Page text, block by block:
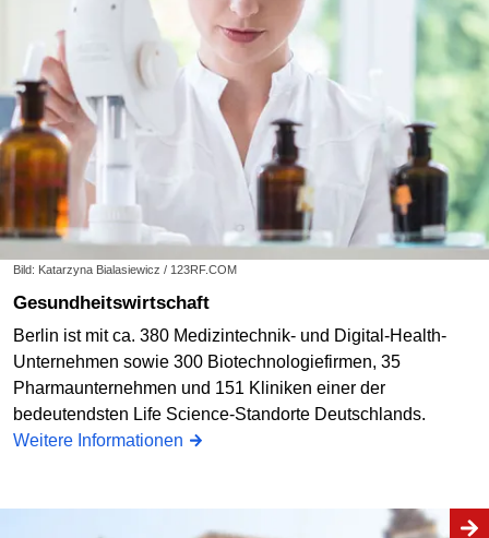
Bild: Katarzyna Bialasiewicz / 123RF.COM
Gesundheitswirtschaft
Berlin ist mit ca. 380 Medizintechnik- und Digital-Health-
Unternehmen sowie 300 Biotechnologiefirmen, 35
Pharmaunternehmen und 151 Kliniken einer der
bedeutendsten Life Science-Standorte Deutschlands.
Weitere Informationen